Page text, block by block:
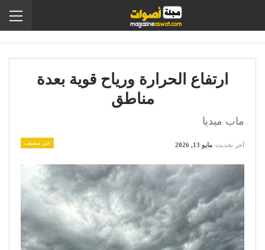
ارتفاع الحرارة ورياح قوية بعدة
مناطق
ماب ميديا
غير مصنف آخر تحديث مايو 13, 2026